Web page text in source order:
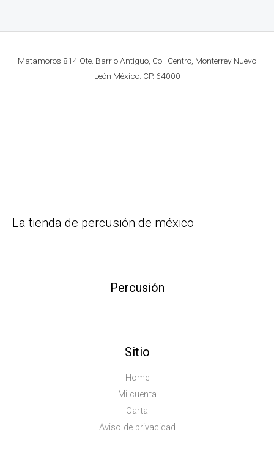
Matamoros 814 Ote. Barrio Antiguo, Col. Centro, Monterrey Nuevo
León México. CP. 64000
La tienda de percusión de méxico
Percusión
Sitio
Home
Mi cuenta
Carta
Aviso de privacidad